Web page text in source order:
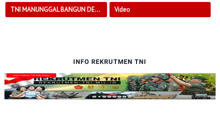
TNI MANUNGGAL BANGUN DESA Video
INFO REKRUTMEN TNI